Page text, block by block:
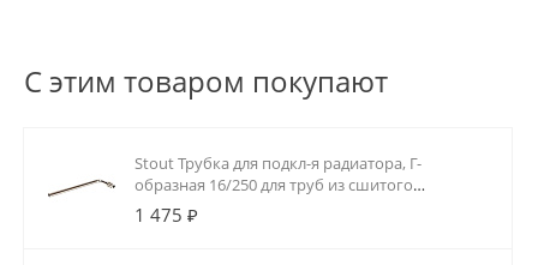
С этим товаром покупают
Stout Трубка для подкл-я радиатора, Г-
образная 16/250 для труб из сшитого
полиэтилена аксиальный
1 475 ₽